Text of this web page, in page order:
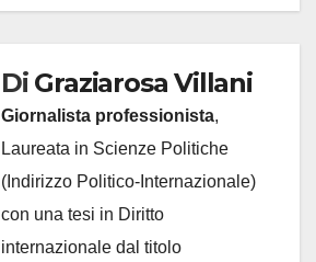
Di Graziarosa Villani
Giornalista professionista,
Laureata in Scienze Politiche
(Indirizzo Politico-Internazionale)
con una tesi in Diritto
internazionale dal titolo